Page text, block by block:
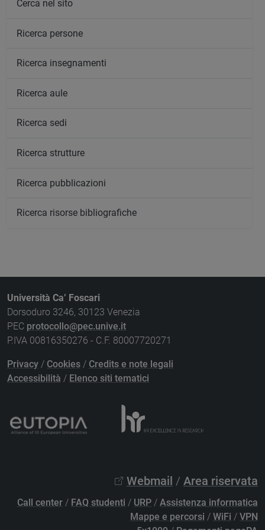
Cerca nel sito
Ricerca persone
Ricerca insegnamenti
Ricerca aule
Ricerca sedi
Ricerca strutture
Ricerca pubblicazioni
Ricerca risorse bibliografiche
Università Ca’ Foscari
Dorsoduro 3246, 30123 Venezia
PEC protocollo@pec.unive.it
P.IVA 00816350276 - C.F. 80007720271
Privacy / Cookies / Credits e note legali
Accessibilità / Elenco siti tematici
Webmail / Area riservata
Call center / FAQ studenti / URP / Assistenza informatica
Mappe e percorsi / WiFi / VPN